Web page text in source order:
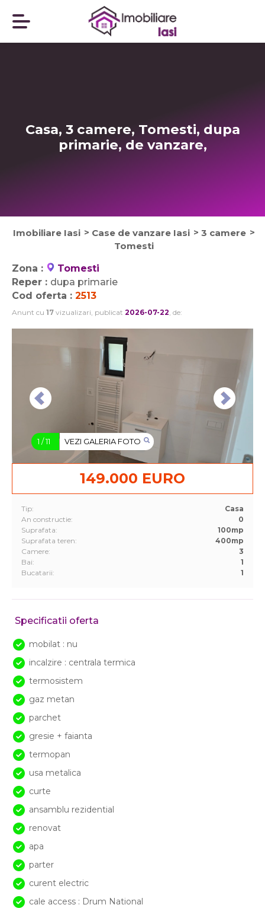
Casa, 3 camere, Tomesti, dupa
primarie, de vanzare,
Imobiliare Iasi Case de vanzare Iasi
3 camere
Tomesti
Zona :
Tomesti
Reper : dupa primarie
Cod oferta : 2513
Anunt cu 17 vizualizari, publicat 2026-07-22, de:
1 /11 VEZI GALERIA FOTO
149.000 EURO
Tip:
Casa
An constructie:
0
Suprafata:
100mp
Suprafata teren:
400mp
Camere:
3
Bai:
1
Bucatarii:
1
Specificatii oferta
mobilat : nu
incalzire : centrala termica
termosistem
gaz metan
parchet
gresie + faianta
termopan
usa metalica
curte
ansamblu rezidential
renovat
apa
parter
curent electric
cale access : Drum National